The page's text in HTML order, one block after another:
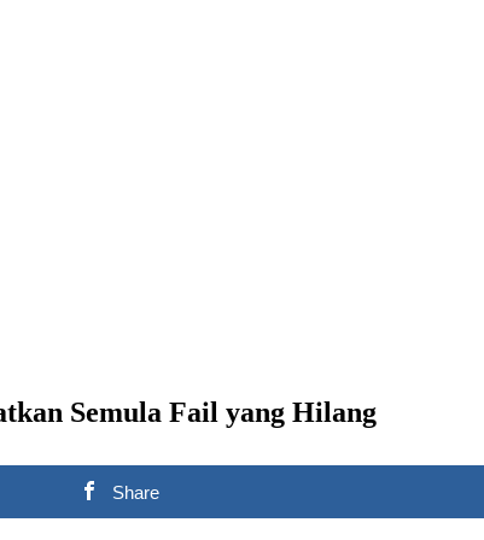
Semula Fail yang Hilang
Share